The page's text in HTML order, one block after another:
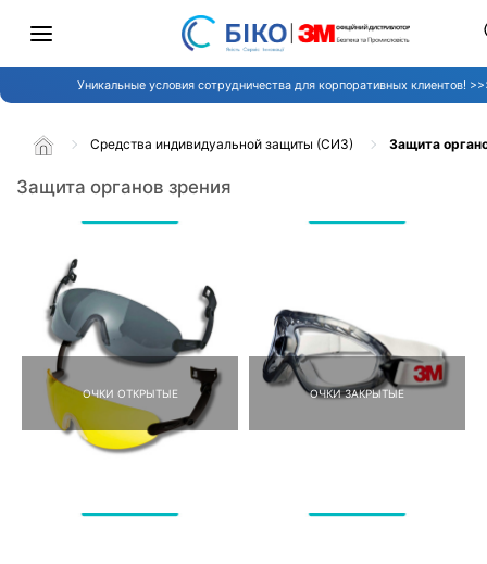
Уникальные условия сотрудничества для корпоративных клиентов!
Средства индивидуальной защиты (СИЗ) Защита
Защита органов зрения
ОЧКИ ОТКРЫТЫЕ ОЧКИ ЗАКРЫТЫЕ